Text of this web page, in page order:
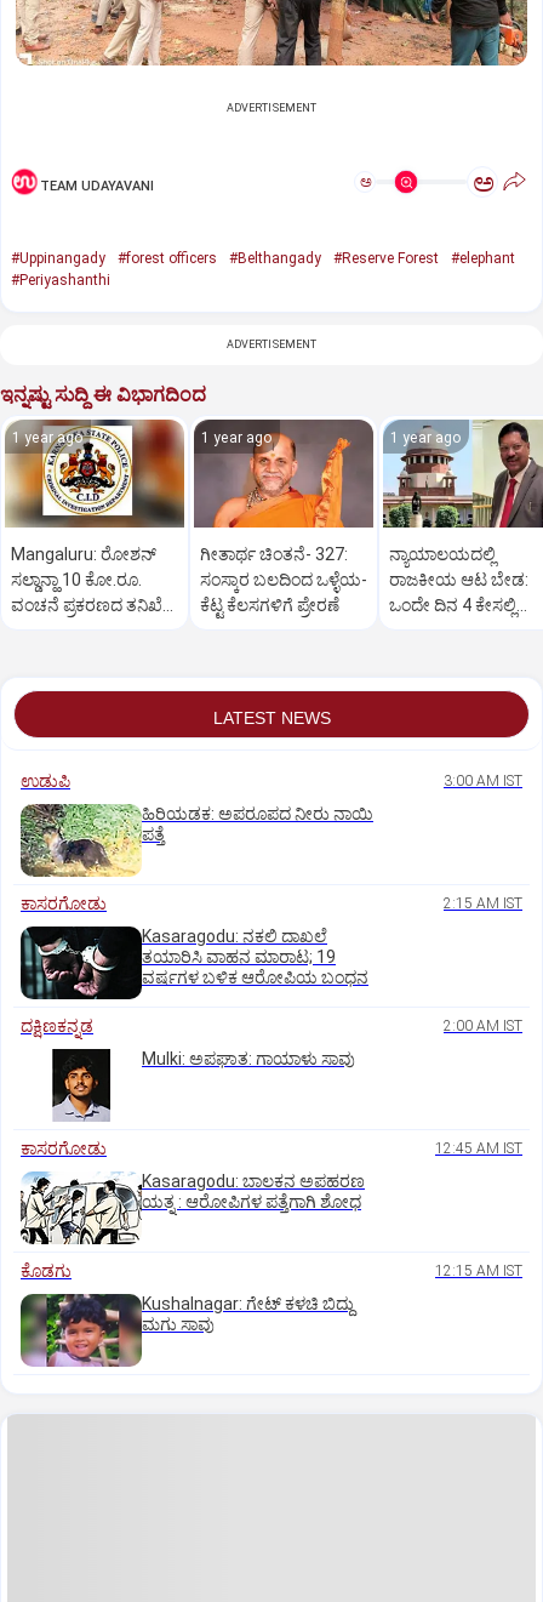
ADVERTISEMENT
TEAM UDAYAVANI ಅ ಅ
#Uppinangady #forest officers #Belthangady #Reserve Forest
#elephant
#Periyashanthi
ADVERTISEMENT
ಇನ್ನಷ್ಟು ಸುದ್ದಿ ಈ ವಿಭಾಗದಿಂದ
1 year ago
Mangaluru: ರೋಶನ್‌
ಸಲ್ಡಾನ್ಹಾ 10 ಕೋ.ರೂ.
ವಂಚನೆ ಪ್ರಕರಣದ ತನಿಖೆ
1 year ago
ಗೀತಾರ್ಥ ಚಿಂತನೆ- 327:
ಸಂಸ್ಕಾರ ಬಲದಿಂದ ಒಳ್ಳೆಯ-
ಕೆಟ್ಟ ಕೆಲಸಗಳಿಗೆ ಪ್ರೇರಣೆ
1 year ago
ನ್ಯಾಯಾಲಯದಲ್ಲಿ
ರಾಜಕೀಯ ಆಟ ಬೇಡ:
ಒಂದೇ ದಿನ 4 ಕೇಸಲ್ಲಿ
LATEST NEWS
ಉಡುಪಿ 3:00 AM IST
ಹಿರಿಯಡಕ: ಅಪರೂಪದ ನೀರು ನಾಯಿ
ಪತ್ತೆ
ಕಾಸರಗೋಡು 2:15 AM IST
Kasaragodu: ನಕಲಿ ದಾಖಲೆ
ತಯಾರಿಸಿ ವಾಹನ ಮಾರಾಟ; 19
ವರ್ಷಗಳ ಬಳಿಕ ಆರೋಪಿಯ ಬಂಧನ
ದಕ್ಷಿಣಕನ್ನಡ 2:00 AM IST
Mulki: ಅಪಘಾತ: ಗಾಯಾಳು ಸಾವು
ಕಾಸರಗೋಡು 12:45 AM IST
Kasaragodu: ಬಾಲಕನ ಅಪಹರಣ
ಯತ್ನ : ಆರೋಪಿಗಳ ಪತ್ತೆಗಾಗಿ ಶೋಧ
ಕೊಡಗು 12:15 AM IST
Kushalnagar: ಗೇಟ್ ಕಳಚಿ ಬಿದ್ದು
ಮಗು ಸಾವು